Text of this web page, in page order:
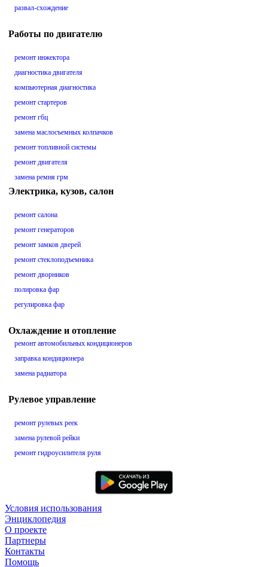
развал-схождение
Работы по двигателю
ремонт инжектора
диагностика двигателя
компьютерная диагностика
ремонт стартеров
ремонт гбц
замена маслосъемных колпачков
ремонт топливной системы
ремонт двигателя
замена ремня грм
Электрика, кузов, салон
ремонт салона
ремонт генераторов
ремонт замков дверей
ремонт стеклоподъемника
ремонт дворников
полировка фар
регулировка фар
Охлаждение и отопление
ремонт автомобильных кондиционеров
заправка кондиционера
замена радиатора
Рулевое управление
ремонт рулевых реек
замена рулевой рейки
ремонт гидроусилителя руля
Условия использования
Энциклопедия
О проекте
Партнеры
Контакты
Помощь